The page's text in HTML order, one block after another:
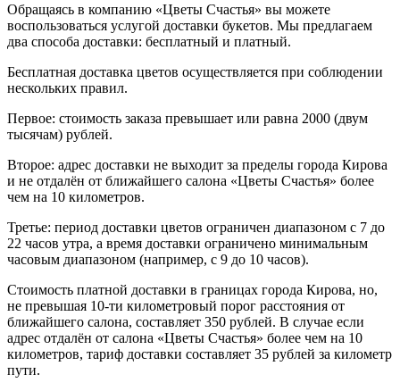
Обращаясь в компанию «Цветы Счастья» вы можете
воспользоваться услугой доставки букетов. Мы предлагаем
два способа доставки: бесплатный и платный.
Бесплатная доставка цветов осуществляется при соблюдении
нескольких правил.
Первое: стоимость заказа превышает или равна 2000 (двум
тысячам) рублей.
Второе: адрес доставки не выходит за пределы города Кирова
и не отдалён от ближайшего салона «Цветы Счастья» более
чем на 10 километров.
Третье: период доставки цветов ограничен диапазоном с 7 до
22 часов утра, а время доставки ограничено минимальным
часовым диапазоном (например, с 9 до 10 часов).
Стоимость платной доставки в границах города Кирова, но,
не превышая 10-ти километровый порог расстояния от
ближайшего салона, составляет 350 рублей. В случае если
адрес отдалён от салона «Цветы Счастья» более чем на 10
километров, тариф доставки составляет 35 рублей за километр
пути.